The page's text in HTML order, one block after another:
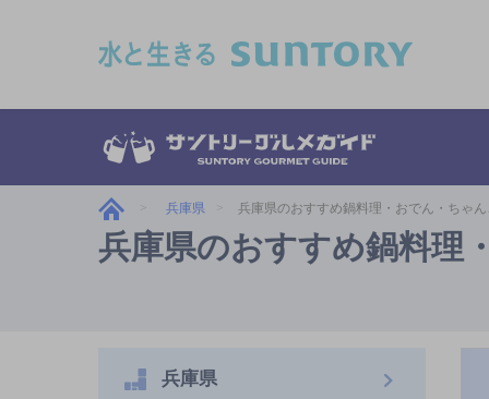
兵庫県 兵庫県のおすすめ鍋料理・おでん・ちゃん
兵庫県のおすすめ鍋料理
兵庫県